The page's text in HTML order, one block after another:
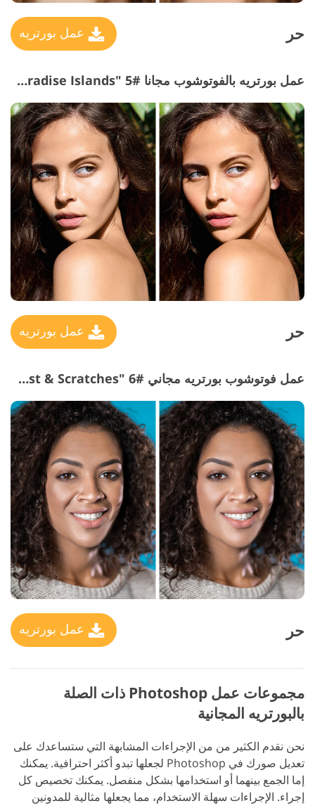
حر عمل بورتريه
عمل بورتريه بالفوتوشوب مجانا #5 "Paradise Islands"
حر عمل بورتريه
عمل فوتوشوب بورتريه مجاني #6 "Dust & Scratches"
حر عمل بورتريه
مجموعات عمل Photoshop ذات الصلة
بالبورتريه المجانية
نحن نقدم الكثير من من الإجراءات المشابهة التي ستساعدك على
تعديل صورك في Photoshop لجعلها تبدو أكثر احترافية. يمكنك
إما الجمع بينهما أو استخدامها بشكل منفصل. يمكنك تخصيص كل
إجراء. الإجراءات سهلة الاستخدام، مما يجعلها مثالية للمدونين